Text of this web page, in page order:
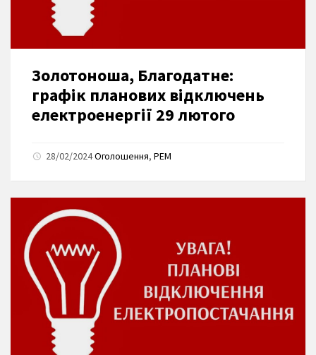
Золотоноша, Благодатне:
графік планових відключень
електроенергії 29 лютого
28/02/2024Оголошення, РЕМ